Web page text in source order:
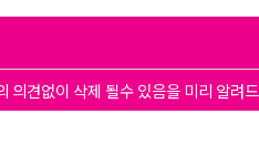
의견없이 삭제 될수 있음을 미리 알려